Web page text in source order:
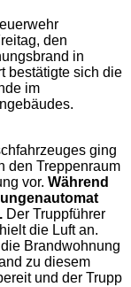
den
in
bestätigte sich die
im
ging
den Treppenraum
vor. Während
Der Truppführer
die Luft an.
Brandwohnung
zu diesem
und der Trupp